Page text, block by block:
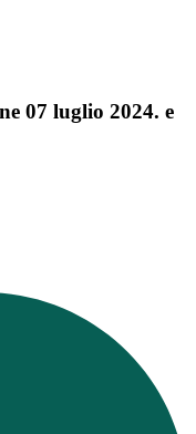
07 luglio 2024. e